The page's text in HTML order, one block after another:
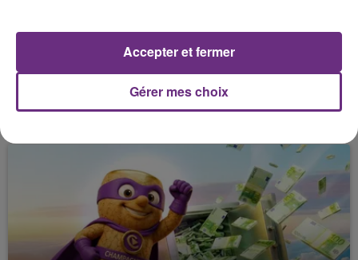
14h00 - 15h00
LES JEUX
Gérer mes choix
Accepter et fermer